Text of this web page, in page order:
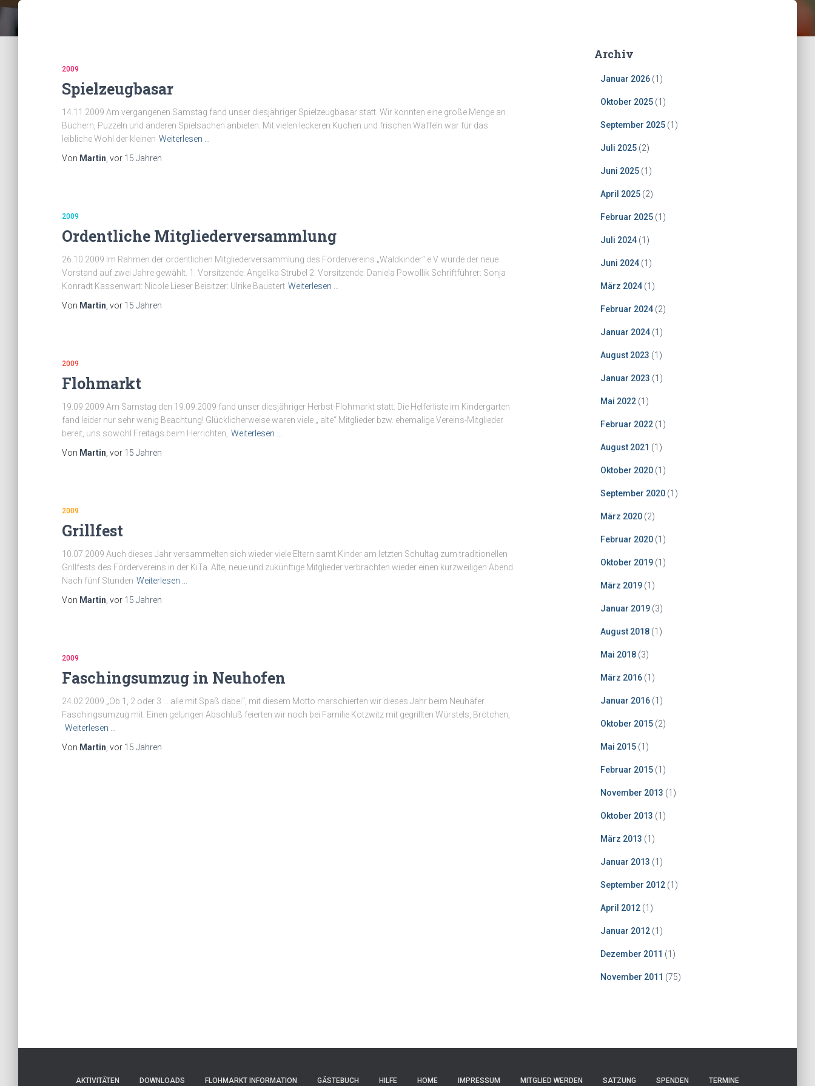
2009
Spielzeugbasar
14.11.2009 Am vergangenen Samstag fand unser diesjähriger Spielzeugbasar statt. Wir konnten eine große Menge an
Büchern, Puzzeln und anderen Spielsachen anbieten. Mit vielen leckeren Kuchen und frischen Waffeln war für das
leibliche Wohl der kleinen Weiterlesen …
Von Martin , vor 15 Jahren
2009
Ordentliche Mitgliederversammlung
26.10.2009 Im Rahmen der ordentlichen Mitgliederversammlung des Fördervereins „Waldkinder“ e.V. wurde der neue
Vorstand auf zwei Jahre gewählt. 1. Vorsitzende: Angelika Strubel 2. Vorsitzende: Daniela Powollik Schriftführer: Sonja
Konradt Kassenwart: Nicole Lieser Beisitzer: Ulrike Baustert Weiterlesen …
Von Martin , vor 15 Jahren
2009
Flohmarkt
19.09.2009 Am Samstag den 19.09.2009 fand unser diesjähriger Herbst-Flohmarkt statt. Die Helferliste im Kindergarten
fand leider nur sehr wenig Beachtung! Glücklicherweise waren viele „ alte“ Mitglieder bzw. ehemalige Vereins-Mitglieder
bereit, uns sowohl Freitags beim Herrichten, Weiterlesen …
Von Martin , vor 15 Jahren
2009
Grillfest
10.07.2009 Auch dieses Jahr versammelten sich wieder viele Eltern samt Kinder am letzten Schultag zum traditionellen
Grillfests des Fördervereins in der KiTa. Alte, neue und zukünftige Mitglieder verbrachten wieder einen kurzweiligen Abend.
Nach fünf Stunden Weiterlesen …
Von Martin , vor 15 Jahren
2009
Faschingsumzug in Neuhofen
24.02.2009 „Ob 1, 2 oder 3 … alle mit Spaß dabei“, mit diesem Motto marschierten wir dieses Jahr beim Neuhäfer
Faschingsumzug mit. Einen gelungen Abschluß feierten wir noch bei Familie Kotzwitz mit gegrillten Würstels, Brötchen,
Weiterlesen …
Von Martin , vor 15 Jahren
Archiv
Januar 2026(1)
Oktober 2025(1)
September 2025(1)
Juli 2025(2)
Juni 2025(1)
April 2025(2)
Februar 2025(1)
Juli 2024(1)
Juni 2024(1)
März 2024(1)
Februar 2024(2)
Januar 2024(1)
August 2023 (1)
Januar 2023 (1)
Mai 2022(1)
Februar 2022(1)
August 2021 (1)
Oktober 2020(1)
September 2020(1)
März 2020(2)
Februar 2020(1)
Oktober 2019(1)
März 2019(1)
Januar 2019(3)
August 2018(1)
Mai 2018(3)
März 2016(1)
Januar 2016(1)
Oktober 2015(2)
Mai 2015(1)
Februar 2015(1)
November 2013 (1)
Oktober 2013 (1)
März 2013 (1)
Januar 2013 (1)
September 2012(1)
April 2012(1)
Januar 2012(1)
Dezember 2011 (1)
November 2011 (75)
AKTIVITÄTEN DOWNLOADS FLOHMARKT INFORMATION GÄSTEBUCH HILFE HOME IMPRESSUM MITGLIED WERDEN SATZUNG SPENDEN TERMINE